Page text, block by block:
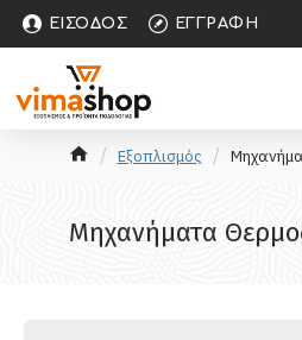
ΕΊΣΟΔΟΣ ΕΓΓΡΑΦΉ
Εξοπλισμός
Μηχανήματα